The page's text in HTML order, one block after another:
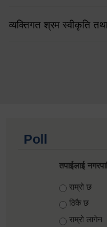
व्यक्तिगत श्रम स्वीकृति
Poll
तपाईलाई
Choices
राम्रो छ
ठिकै छ
राम्रो लागेन